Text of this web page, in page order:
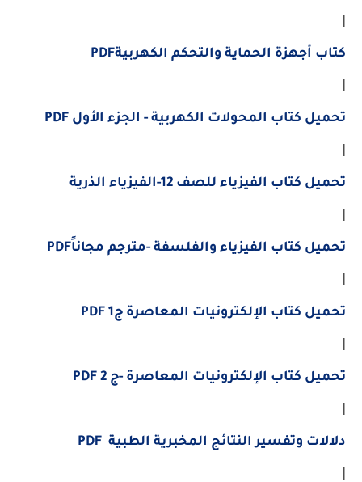
|
كتاب أجهزة الحماية والتحكم الكهربيةPDF
|
تحميل كتاب المحولات الكهربية - الجزء الأول PDF
|
تحميل كتاب الفيزياء للصف 12-الفيزياء الذرية
|
تحميل كتاب الفيزياء والفلسفة -مترجم مجاناًPDF
|
تحميل كتاب الإلكترونيات المعاصرة ج1 PDF
|
تحميل كتاب الإلكترونيات المعاصرة -ج 2 PDF
|
دلالات وتفسير النتائج المخبرية الطبية PDF
|